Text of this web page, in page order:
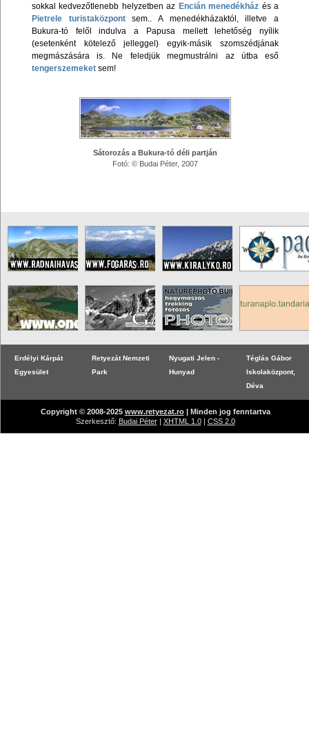
sokkal kedvezőtlenebb helyzetben az Encián menedékház és a
Pietrele turistaközpontsem.. A menedékházaktól, illetve a
Bukura-tó felől indulva a Papusa mellett lehetőség nyílik
(esetenként kötelező jelleggel) egyik-másik szomszédjának
megmászására is. Ne feledjük megmustrálni az útba eső
tengerszemeketsem!
Sátorozás a Bukura-tó déli partján
Fotó: © Budai Péter, 2007
Erdélyi Kárpát
Egyesület
Retyezát Nemzeti
Park
Nyugati Jelen -
Hunyad
Téglás Gábor
Iskolaközpont,
Déva
Copyright © 2008-2025 www.retyezat.ro| Minden jog fenntartva
Szerkesztő: Budai Péter| XHTML 1.0| CSS 2.0